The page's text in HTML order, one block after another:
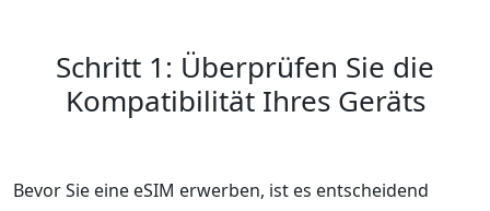
Schritt 1: Überprüfen Sie die
Kompatibilität Ihres Geräts
Bevor Sie eine eSIM erwerben, ist es entscheidend